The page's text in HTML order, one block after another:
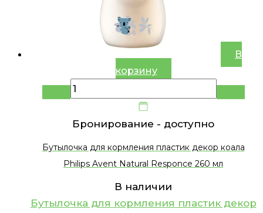
В
корзину
Бронирование - доступно
Бутылочка для кормления пластик декор коала
Philips Avent Natural Responce 260 мл
В наличии
Бутылочка для кормления пластик декор